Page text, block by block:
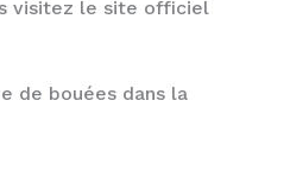
visitez le site officiel
de bouées dans la